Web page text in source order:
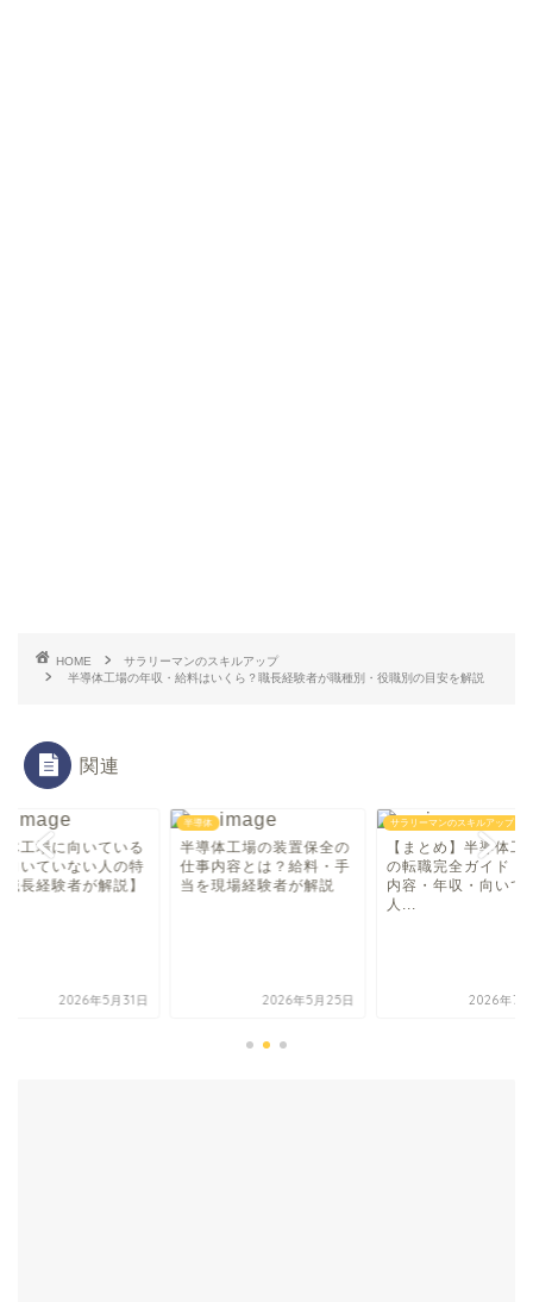
HOME
サラリーマンのスキルアップ
半導体工場の年収・給料はいくら？職長経験者が職種別・役職別の目安を解説
関連
体工場に向いている
向いていない人の特
職長経験者が解説】
2026年5月31日
半導体
半導体工場の装置保全の
仕事内容とは？給料・手
当を現場経験者が解説
2026年5月25日
サラリーマンのスキルアップ
【まとめ】半導体工
の転職完全ガイド｜
内容・年収・向いて
人...
2026年7